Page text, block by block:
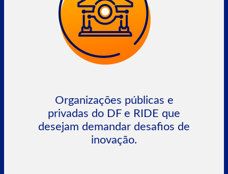
Organizações públicas e
privadas do DF e RIDE que
desejam demandar desafios de
inovação.